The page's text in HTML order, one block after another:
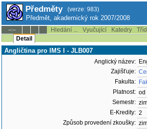
Předměty (verze: 983)
Předmět, akademický rok 2007/2008
--:-- Hledání ... Vyučující Katedry
Detail
Angličtina pro IMS I - JLB007
Anglický název:
Zajišťuje:
Fakulta:
Platnost: od
Semestr:
E-Kredity: 2
Způsob provedení zkoušky: